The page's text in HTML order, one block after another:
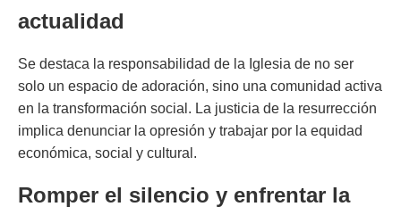
actualidad
Se destaca la responsabilidad de la Iglesia de no ser
solo un espacio de adoración, sino una comunidad activa
en la transformación social. La justicia de la resurrección
implica denunciar la opresión y trabajar por la equidad
económica, social y cultural.
Romper el silencio y enfrentar la